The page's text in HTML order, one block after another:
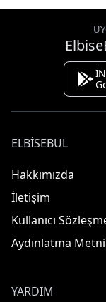
ELBISEBUL
Hakkımızda
İletişim
Kullanıcı
Aydınlatma Metni
YARDIM